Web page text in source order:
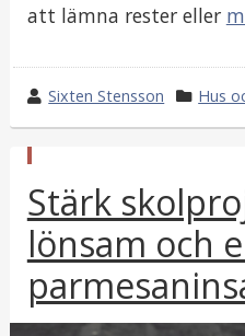
att lämna rester eller
w
r
e
b
y
Sixten Stensson
k
a
g
o
r
Hus
u
b
l
i
c
e
r
a
Stärk
lönsam och